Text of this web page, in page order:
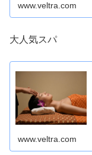
www.veltra.com
大人気スパ
www.veltra.com